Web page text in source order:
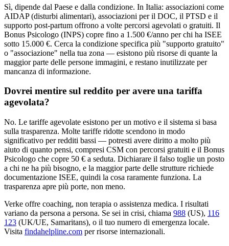
Sì, dipende dal Paese e dalla condizione. In Italia: associazioni come
AIDAP (disturbi alimentari), associazioni per il DOC, il PTSD e il
supporto post-partum offrono a volte percorsi agevolati o gratuiti. Il
Bonus Psicologo (INPS) copre fino a 1.500 €/anno per chi ha ISEE
sotto 15.000 €. Cerca la condizione specifica più "supporto gratuito"
o "associazione" nella tua zona — esistono più risorse di quante la
maggior parte delle persone immagini, e restano inutilizzate per
mancanza di informazione.
Dovrei mentire sul reddito per avere una tariffa
agevolata?
No. Le tariffe agevolate esistono per un motivo e il sistema si basa
sulla trasparenza. Molte tariffe ridotte scendono in modo
significativo per redditi bassi — potresti avere diritto a molto più
aiuto di quanto pensi, compresi CSM con percorsi gratuiti e il Bonus
Psicologo che copre 50 € a seduta. Dichiarare il falso toglie un posto
a chi ne ha più bisogno, e la maggior parte delle strutture richiede
documentazione ISEE, quindi la cosa raramente funziona. La
trasparenza apre più porte, non meno.
Verke offre coaching, non terapia o assistenza medica. I risultati
variano da persona a persona. Se sei in crisi, chiama 988 (US), 116
123 (UK/UE, Samaritans), o il tuo numero di emergenza locale.
Visita findahelpline.com per risorse internazionali.